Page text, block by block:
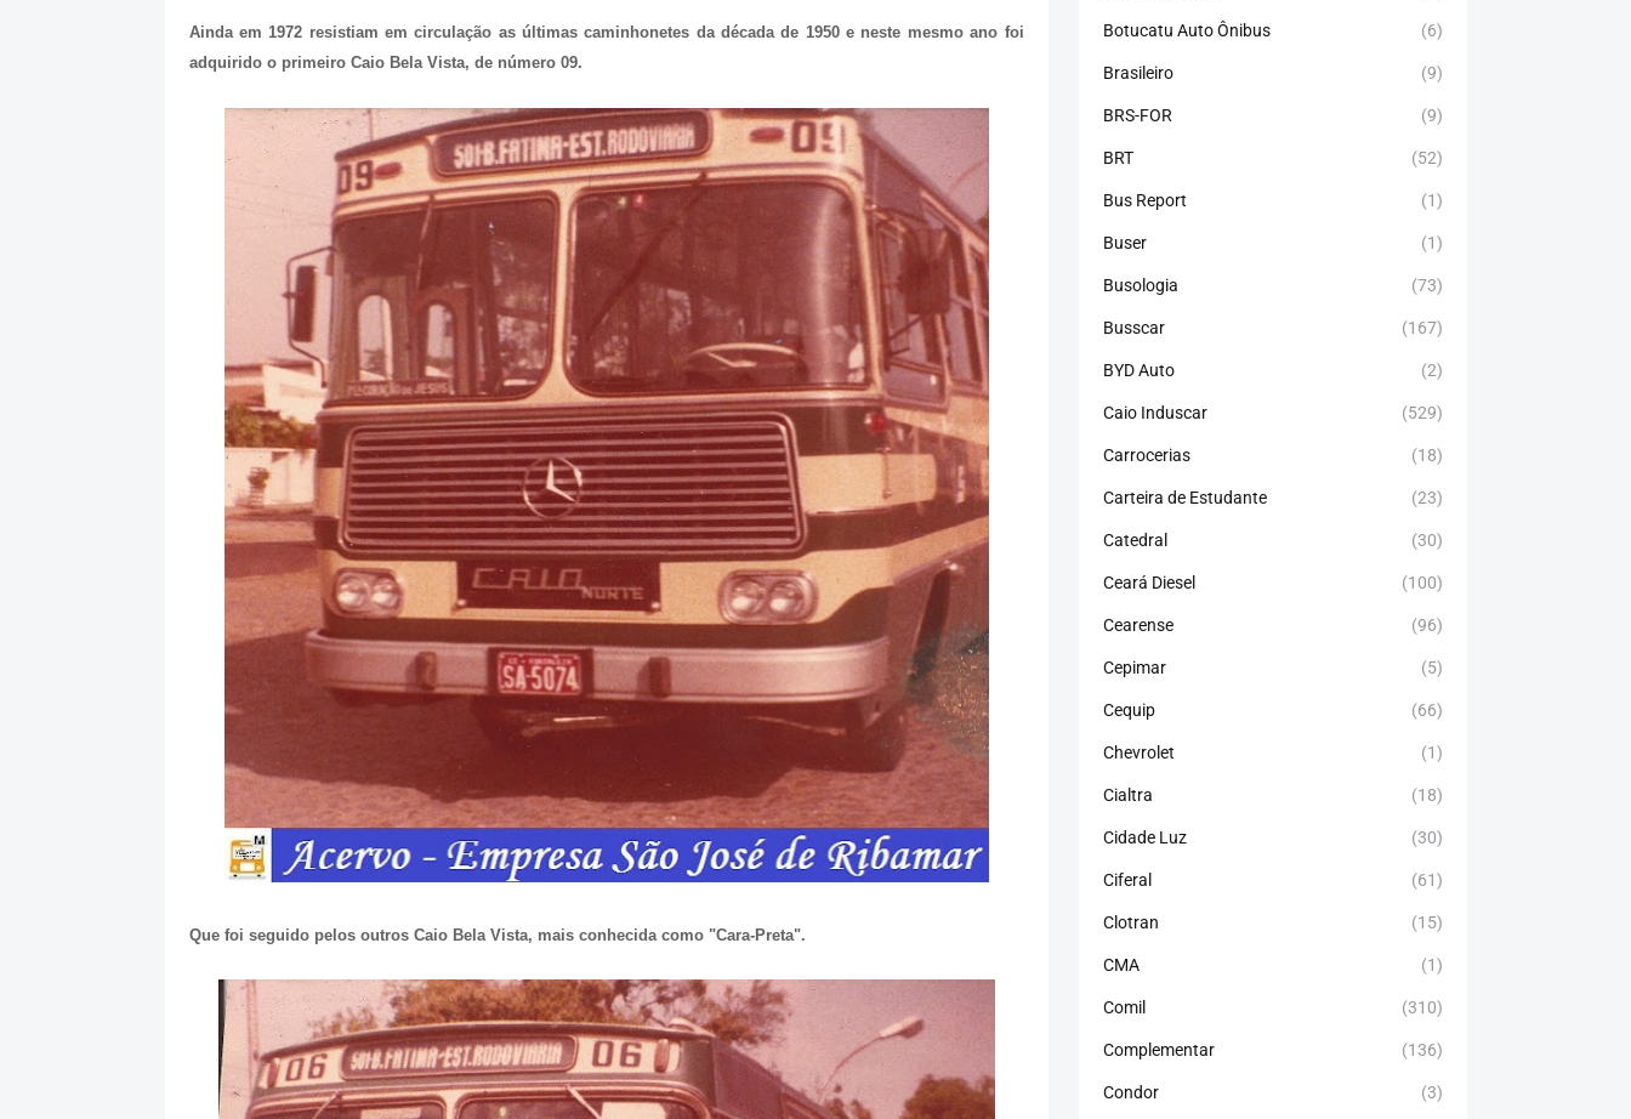
Ainda em 1972 resistiam em circulação as últimas caminhonetes da década de 1950 e neste mesmo ano foi
adquirido o primeiro Caio Bela Vista, de número 09.
Que foi seguido pelos outros Caio Bela Vista, mais conhecida como "Cara-Preta".
Botucatu Auto Ônibus (6)
Brasileiro (9)
BRS-FOR (9)
BRT (52)
Bus Report (1)
Buser (1)
Busologia (73)
Busscar (167)
BYD Auto (2)
Caio Induscar (529)
Carrocerias (18)
Carteira de Estudante (23)
Catedral (30)
Ceará Diesel (100)
Cearense (96)
Cepimar (5)
Cequip (66)
Chevrolet (1)
Cialtra (18)
Cidade Luz (30)
Ciferal (61)
Clotran (15)
CMA (1)
Comil (310)
Complementar (136)
Condor (3)